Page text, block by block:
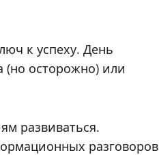
к успеху. День
(но осторожно) или
развиваться.
разговоров